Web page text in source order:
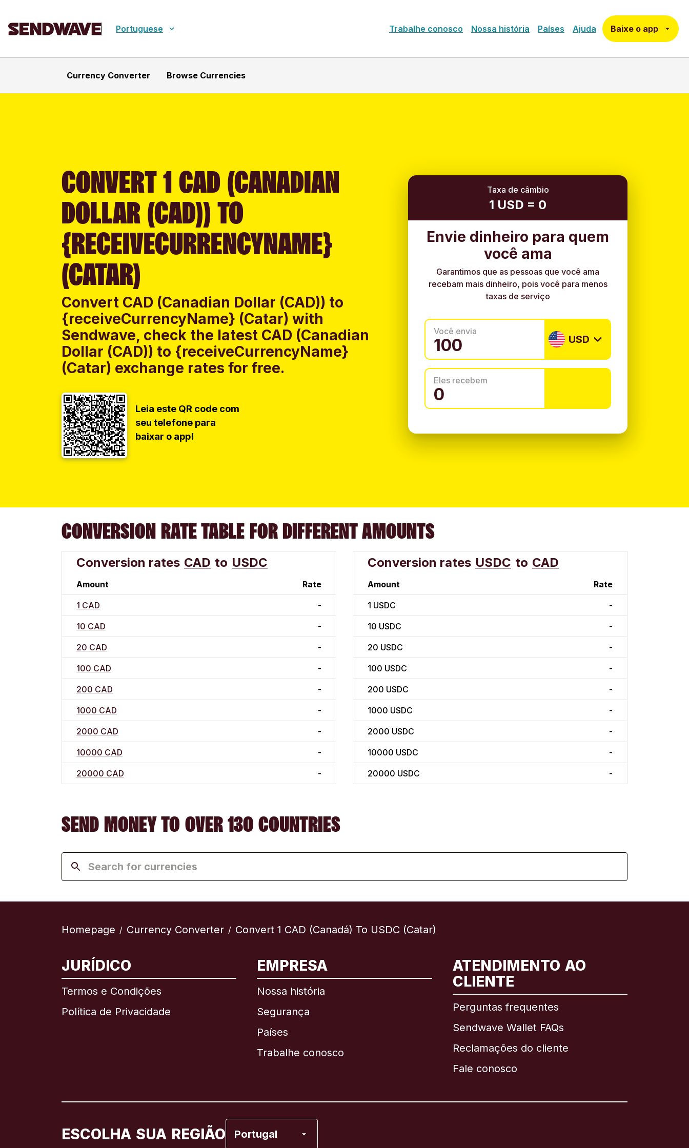
Portuguese Trabalhe conosco Nossa história Países Ajuda Baixe o app
Currency Converter Browse Currencies
CONVERT 1 CAD (CANADIAN
DOLLAR (CAD)) TO
{RECEIVECURRENCYNAME}
(CATAR)
Convert CAD (Canadian Dollar (CAD)) to
{receiveCurrencyName} (Catar) with
Sendwave, check the latest CAD (Canadian
Dollar (CAD)) to {receiveCurrencyName}
(Catar) exchange rates for free.
Leia este QR code com
seu telefone para
baixar o app!
Taxa de câmbio
1 USD = 0
Envie dinheiro para quem
você ama
Garantimos que as pessoas que você ama
recebam mais dinheiro, pois você para menos
taxas de serviço
Você envia
USD
Eles recebem
CONVERSION RATE TABLE FOR DIFFERENT AMOUNTS
Conversion rates CAD to USDC
Amount Rate
1 CAD -
10 CAD -
20 CAD -
100 CAD -
200 CAD -
1000 CAD -
2000 CAD -
10000 CAD -
20000 CAD -
Conversion rates USDC to CAD
Amount Rate
1 USDC -
10 USDC -
20 USDC -
100 USDC -
200 USDC -
1000 USDC -
2000 USDC -
10000 USDC -
20000 USDC -
SEND MONEY TO OVER 130 COUNTRIES
Homepage / Currency Converter / Convert 1 CAD (Canadá) To USDC (Catar)
JURÍDICO
Termos e Condições
Política de Privacidade
EMPRESA
Nossa história
Segurança
Países
Trabalhe conosco
ATENDIMENTO AO
CLIENTE
Perguntas frequentes
Sendwave Wallet FAQs
Reclamações do cliente
Fale conosco
ESCOLHA SUA REGIÃO Portugal
Internacional English